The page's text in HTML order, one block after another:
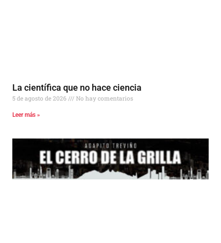
La científica que no hace ciencia
5 de agosto de 2026 No hay comentarios
Leer más »